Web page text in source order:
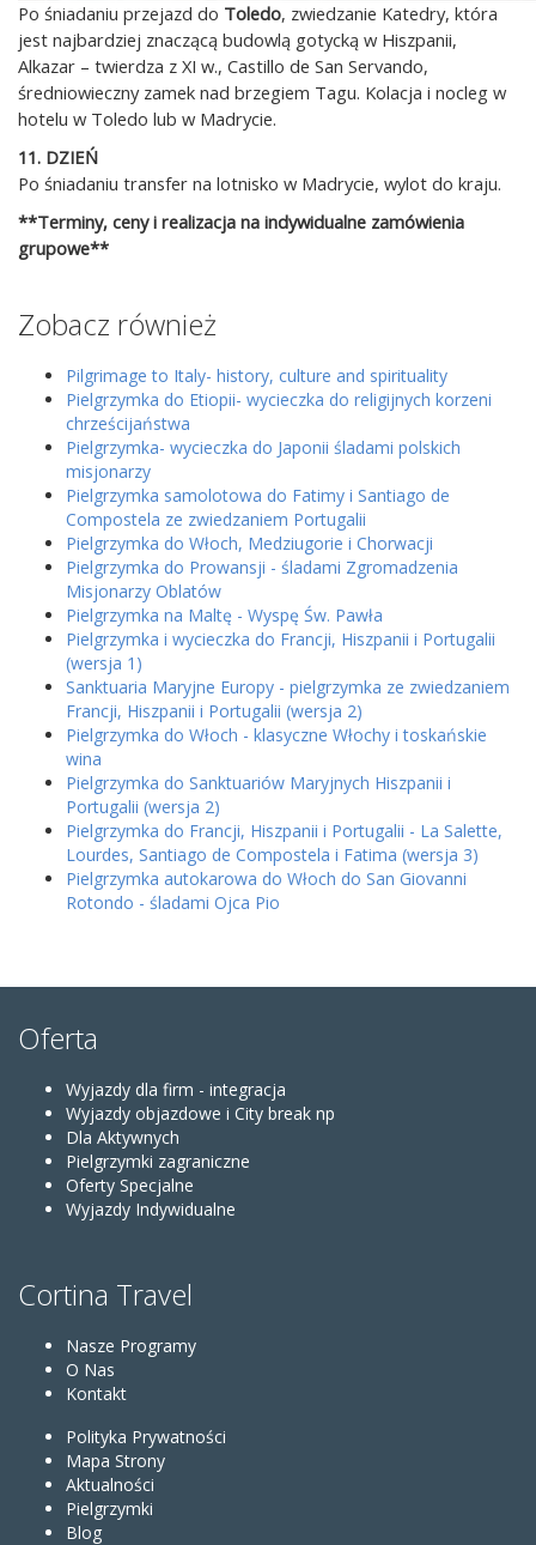
Po śniadaniu przejazd do Toledo, zwiedzanie Katedry, która
jest najbardziej znaczącą budowlą gotycką w Hiszpanii,
Alkazar – twierdza z XI w., Castillo de San Servando,
średniowieczny zamek nad brzegiem Tagu. Kolacja i nocleg w
hotelu w Toledo lub w Madrycie.
11. DZIEŃ
Po śniadaniu transfer na lotnisko w Madrycie, wylot do kraju.
**Terminy, ceny i realizacja na indywidualne zamówienia
grupowe**
Zobacz również
Pilgrimage to Italy- history, culture and spirituality
Pielgrzymka do Etiopii- wycieczka do religijnych korzeni
chrześcijaństwa
Pielgrzymka- wycieczka do Japonii śladami polskich
misjonarzy
Pielgrzymka samolotowa do Fatimy i Santiago de
Compostela ze zwiedzaniem Portugalii
Pielgrzymka do Włoch, Medziugorie i Chorwacji
Pielgrzymka do Prowansji - śladami Zgromadzenia
Misjonarzy Oblatów
Pielgrzymka na Maltę - Wyspę Św. Pawła
Pielgrzymka i wycieczka do Francji, Hiszpanii i Portugalii
(wersja 1)
Sanktuaria Maryjne Europy - pielgrzymka ze zwiedzaniem
Francji, Hiszpanii i Portugalii (wersja 2)
Pielgrzymka do Włoch - klasyczne Włochy i toskańskie
wina
Pielgrzymka do Sanktuariów Maryjnych Hiszpanii i
Portugalii (wersja 2)
Pielgrzymka do Francji, Hiszpanii i Portugalii - La Salette,
Lourdes, Santiago de Compostela i Fatima (wersja 3)
Pielgrzymka autokarowa do Włoch do San Giovanni
Rotondo - śladami Ojca Pio
Oferta
Wyjazdy dla firm - integracja
Wyjazdy objazdowe i City break np
Dla Aktywnych
Pielgrzymki zagraniczne
Oferty Specjalne
Wyjazdy Indywidualne
Cortina Travel
Nasze Programy
O Nas
Kontakt
Polityka Prywatności
Mapa Strony
Aktualności
Pielgrzymki
Blog